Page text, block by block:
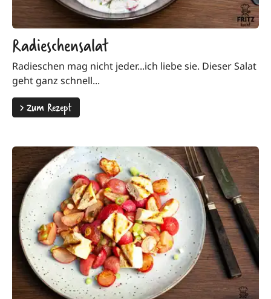
Radieschensalat
Radieschen mag nicht jeder...ich liebe sie. Dieser Salat
geht ganz schnell...
>Zum Rezept